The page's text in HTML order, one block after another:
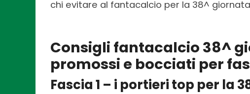
chi evitare al fantacalcio per la 38^
Consigli fantacalcio 38^
promossi e bocciati per
Fascia 1 – i portieri top per la